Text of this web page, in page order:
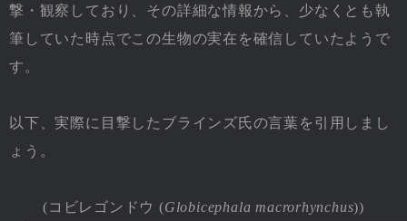
撃・観察しており、その詳細な情報から、少なくとも執
筆していた時点でこの生物の実在を確信していたようで
す。
以下、実際に目撃したブラインズ氏の言葉を引用しまし
ょう。
(コビレゴンドウ (Globicephala macrorhynchus))